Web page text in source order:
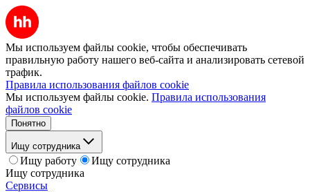
Мы используем файлы cookie, чтобы обеспечивать
правильную работу нашего веб-сайта и анализировать сетевой
трафик.
Правила использования файлов cookie
Мы используем файлы cookie. Правила использования
файлов cookie
Понятно
Ищу сотрудника
Ищу работу
Ищу сотрудника
Ищу сотрудника
Сервисы